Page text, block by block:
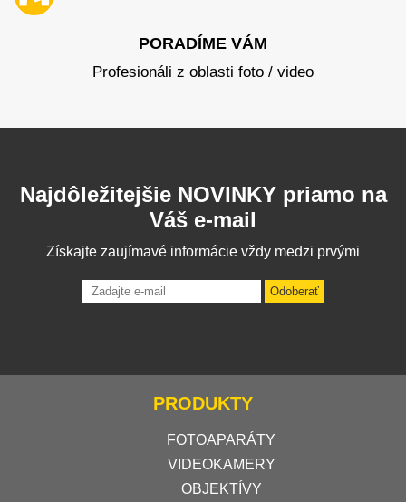
PORADÍME VÁM
Profesionáli z oblasti foto / video
Najdôležitejšie NOVINKY priamo na
Váš e-mail
Získajte zaujímavé informácie vždy medzi prvými
Odoberať
PRODUKTY
FOTOAPARÁTY
VIDEOKAMERY
OBJEKTÍVY